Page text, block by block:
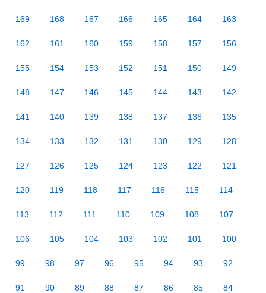
169 168 167 166 165 164 163
162 161 160 159 158 157 156
155 154 153 152 151 150 149
148 147 146 145 144 143 142
141 140 139 138 137 136 135
134 133 132 131 130 129 128
127 126 125 124 123 122 121
120 119 118 117 116 115 114
113 112 111 110 109 108 107
106 105 104 103 102 101 100
99 98 97 96 95 94 93 92
91 90 89 88 87 86 85 84